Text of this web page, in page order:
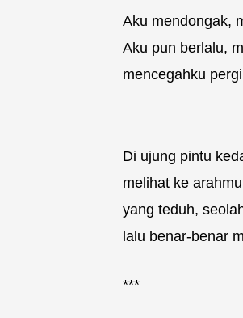
Aku mendongak,
Aku pun berlalu,
mencegahku
Di ujung pintu
melihat ke
yang teduh,
lalu benar-benar
***